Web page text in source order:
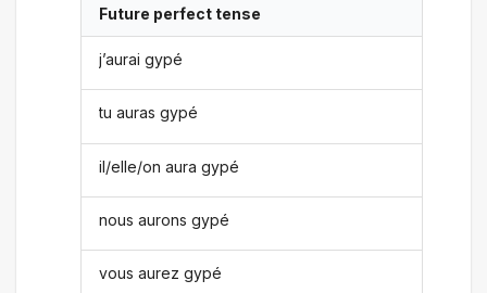
Future perfect tense
j’aurai gypé
tu auras gypé
il/elle/on aura gypé
nous aurons gypé
vous aurez gypé